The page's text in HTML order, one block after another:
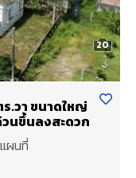
20
.วา ขนาดใหญ่
นขึ้นลงสะดวก
ผนที่